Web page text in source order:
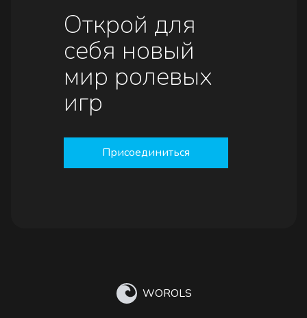
Открой для
себя новый
мир ролевых
игр
Присоединиться
WOROLS